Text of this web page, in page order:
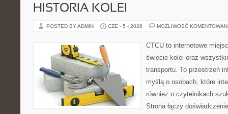
HISTORIA KOLEI
POSTED BY ADMIN CZE - 5 - 2026 MOŻLIWOŚĆ
CTCU to internetowe
świecie kolei oraz
transportu. To przestrzeń
myślą o osobach, które
również o czytelnikach
Strona łączy